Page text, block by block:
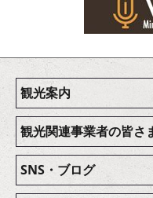
観光案内
観光関連事業者の皆さ
SNS・ブログ